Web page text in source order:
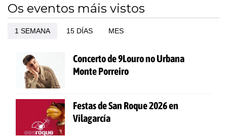
Os eventos máis vistos
1 SEMANA 15 DÍAS MES
Concerto de 9Louro no Urbana
Monte Porreiro
Festas de San Roque 2026 en
Vilagarcía